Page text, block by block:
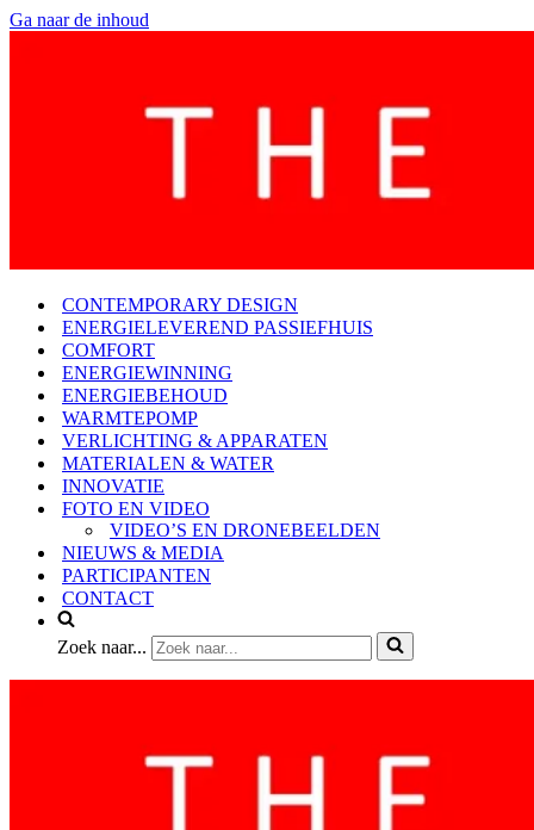
Ga naar de inhoud
CONTEMPORARY DESIGN
ENERGIELEVEREND PASSIEFHUIS
COMFORT
ENERGIEWINNING
ENERGIEBEHOUD
WARMTEPOMP
VERLICHTING & APPARATEN
MATERIALEN & WATER
INNOVATIE
FOTO EN VIDEO
VIDEO’S EN DRONEBEELDEN
NIEUWS & MEDIA
PARTICIPANTEN
CONTACT
Zoek naar...